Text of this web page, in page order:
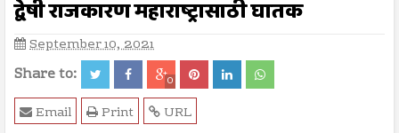
द्वेषी राजकारण महाराष्ट्रासाठी घातक
September 10, 2021
Share to: 0
URL
Print
Email